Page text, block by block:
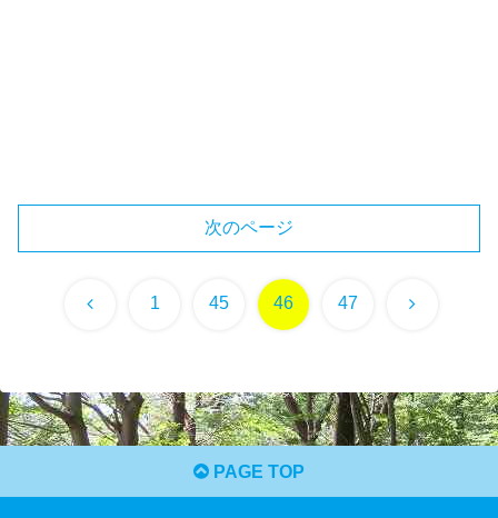
次のページ
前 1 45 46 47 次
PAGE TOP